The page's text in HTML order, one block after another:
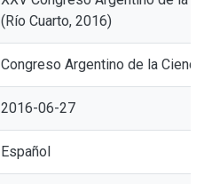
(Río Cuarto, 2016)
Congreso Argentino de la
2016-06-27
Español